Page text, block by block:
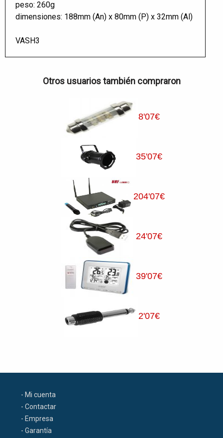
peso: 260g
dimensiones: 188mm (An) x 80mm (P) x 32mm (Al)
VASH3
Otros usuarios también compraron
8'07€
35'07€
204'07€
24'07€
39'07€
2'07€
- Mi cuenta
- Contactar
- Empresa
- Garantía